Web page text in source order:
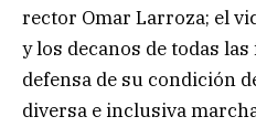
rector Omar Larroza; el
y los decanos de todas
defensa de su condición
diversa e inclusiva